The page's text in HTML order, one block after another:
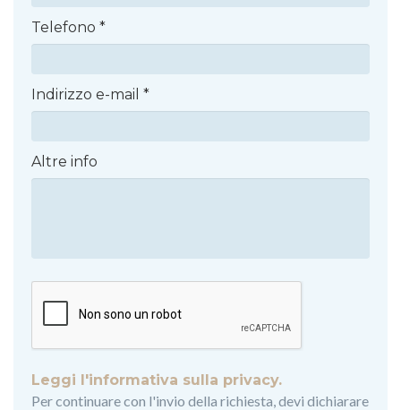
Telefono *
Indirizzo e-mail *
Altre info
Leggi l'informativa sulla privacy.
Per continuare con l'invio della richiesta, devi dichiarare